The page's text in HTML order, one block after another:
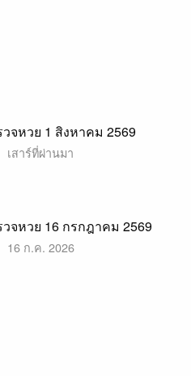
วจหวย 1 สิงหาคม 2569
เสาร์ที่ผ่านมา
วจหวย 16 กรกฎาคม 2569
16 ก.ค. 2026